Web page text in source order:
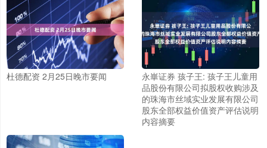
杜德配资 2月25日晚市要闻
永崋证券 孩子王: 孩子王儿童用
品股份有限公司拟股权收购涉及
的珠海市丝域实业发展有限公司
股东全部权益价值资产评估说明
内容摘要